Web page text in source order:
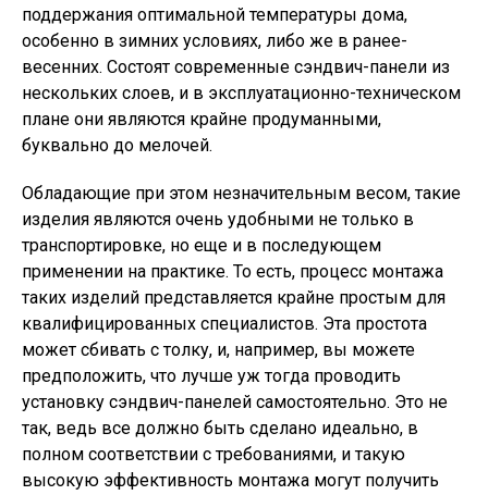
поддержания оптимальной температуры дома,
особенно в зимних условиях, либо же в ранее-
весенних. Состоят современные сэндвич-панели из
нескольких слоев, и в эксплуатационно-техническом
плане они являются крайне продуманными,
буквально до мелочей.
Обладающие при этом незначительным весом, такие
изделия являются очень удобными не только в
транспортировке, но еще и в последующем
применении на практике. То есть, процесс монтажа
таких изделий представляется крайне простым для
квалифицированных специалистов. Эта простота
может сбивать с толку, и, например, вы можете
предположить, что лучше уж тогда проводить
установку сэндвич-панелей самостоятельно. Это не
так, ведь все должно быть сделано идеально, в
полном соответствии с требованиями, и такую
высокую эффективность монтажа могут получить